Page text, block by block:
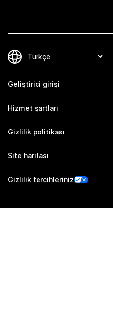
Geliştirici girişi
Hizmet şartları
Gizlilik politikası
Site haritası
Gizlilik tercihleriniz